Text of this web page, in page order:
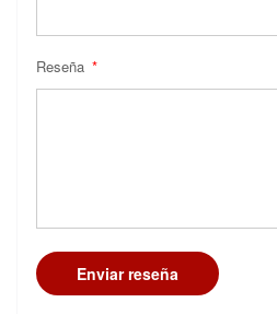
Reseña
Enviar reseña